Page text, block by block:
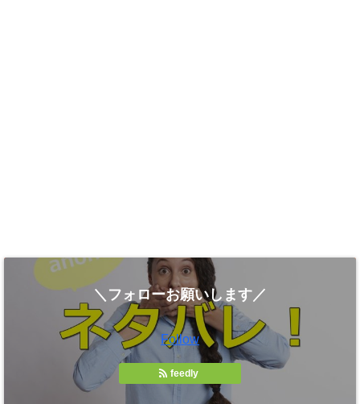
＼フォローお願いします／
Follow
feedly